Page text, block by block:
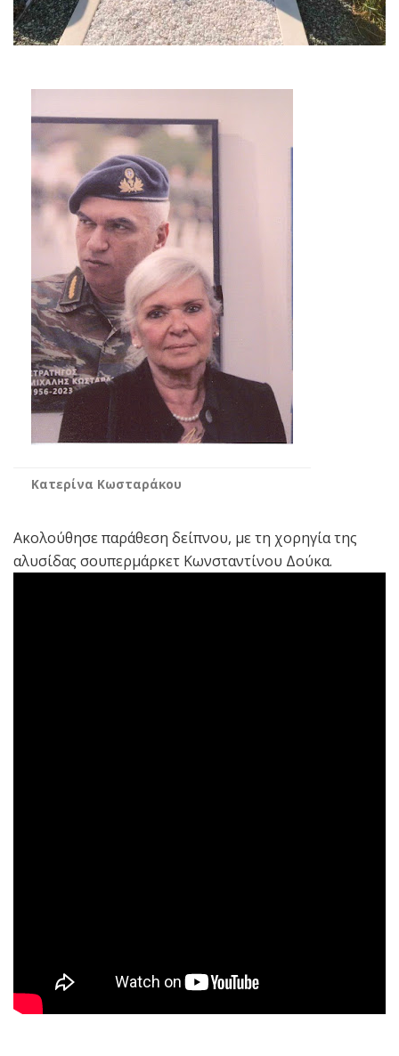
Κατερίνα Κωσταράκου
Ακολούθησε παράθεση δείπνου, με τη χορηγία της
αλυσίδας σουπερμάρκετ Κωνσταντίνου Δούκα.